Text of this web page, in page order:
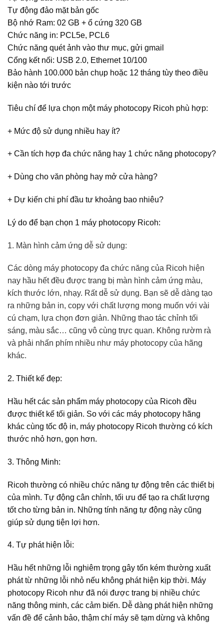
Tự động đảo mặt bản gốc
Bộ nhớ Ram: 02 GB + ổ cứng 320 GB
Chức năng in: PCL5e, PCL6
Chức năng quét ảnh vào thư mục, gửi gmail
Cổng kết nối: USB 2.0, Ethernet 10/100
Bảo hành 100.000 bản chụp hoặc 12 tháng tùy theo điều
kiện nào tới trước
Tiêu chí để lựa chọn một máy photocopy Ricoh phù hợp:
+ Mức độ sử dụng nhiều hay ít?
+ Cần tích hợp đa chức năng hay 1 chức năng photocopy?
+ Dùng cho văn phòng hay mở cửa hàng?
+ Dự kiến chi phí đầu tư khoảng bao nhiêu?
Lý do để bạn chọn 1 máy photocopy Ricoh:
1. Màn hình cảm ứng dễ sử dụng:
Các dòng máy photocopy đa chức năng của Ricoh hiện
nay hầu hết đều được trang bị màn hình cảm ứng màu,
kích thước lớn, nhạy. Rất dễ sử dụng. Bạn sẽ dễ dàng tạo
ra những bản in, copy với chất lượng mong muốn với vài
cú chạm, lựa chọn đơn giản. Những thao tác chỉnh tối
sáng, màu sắc… cũng vô cùng trực quan. Không rườm rà
và phải nhấn phím nhiều như máy photocopy của hãng
khác.
2. Thiết kế đẹp:
Hầu hết các sản phẩm máy photocopy của Ricoh đều
được thiết kế tối giản. So với các máy photocopy hãng
khác cùng tốc độ in, máy photocopy Ricoh thường có kích
thước nhỏ hơn, gọn hơn.
3. Thông Minh:
Ricoh thường có nhiều chức năng tự động trên các thiết bị
của mình. Tự động cân chỉnh, tối ưu để tạo ra chất lượng
tốt cho từng bản in. Những tính năng tự động này cũng
giúp sử dụng tiện lợi hơn.
4. Tự phát hiện lỗi:
Hầu hết những lỗi nghiêm trọng gây tốn kém thường xuất
phát từ những lỗi nhỏ nếu không phát hiện kịp thời. Máy
photocopy Ricoh như đã nói được trang bị nhiều chức
năng thông minh, các cảm biến. Dễ dàng phát hiện những
vấn đề để cảnh bảo, thậm chí máy sẽ tạm dừng và không